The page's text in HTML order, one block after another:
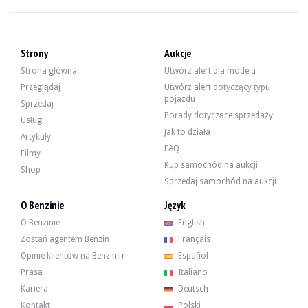
Opis
Uwaga :pojazd powrócił na linię z powodu braku płatności przez
Ten MBK Booster typu 4VV z 1995 roku z Francji to pojazd z trzeciej ręki z
Pod względem estetycznym skuter jest w dobrym stanie. Czarno-
Po opuszczeniu fabryki jednocylindrowy silnik o pojemności 49 cm3 rozwijał
Strony
Strona główna
Przeglądaj
Sprzedaj
Usługi
Artykuły
Filmy
Shop
Aukcje
Utwórz alert dla modelu
Utwórz alert dotyczący typu
pojazdu
Porady dotyczące sprzedaży
Jak to działa
FAQ
Kup samochód na aukcji
Sprzedaj samochód na aukcji
O Benzinie
O Benzinie
Zostań agentem Benzin
Opinie klientów na Benzin.fr
Prasa
Kariera
Kontakt
Język
English
Français
Español
Italiano
Deutsch
Polski